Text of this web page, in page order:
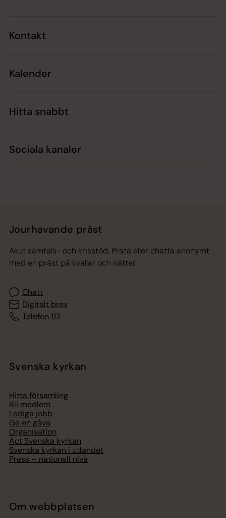
Kontakt
Kalender
Hitta snabbt
Sociala kanaler
Jourhavande präst
Akut samtals- och krisstöd. Prata eller chatta anonymt
med en präst på kvällar och nätter.
Chatt
Digitalt brev
Telefon 112
Svenska kyrkan
Hitta församling
Bli medlem
Lediga jobb
Ge en gåva
Organisation
Act Svenska kyrkan
Svenska kyrkan i utlandet
Press – nationell nivå
Om webbplatsen